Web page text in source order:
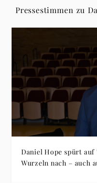
Pressestimmen zu
Daniel Hope spürt
Wurzeln nach – auch